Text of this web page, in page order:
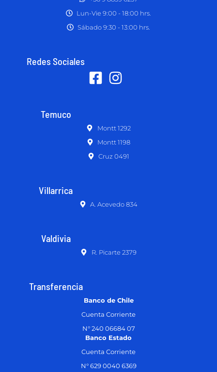
Lun-Vie 9:00 - 18:00 hrs.
Sábado 9:30 - 13:00 hrs.
Redes Sociales
Temuco
Montt 1292
Montt 1198
Cruz 0491
Villarrica
A. Acevedo 834
Valdivia
R. Picarte 2379
Transferencia
Banco de Chile
Cuenta Corriente
N° 240 06684 07
Banco Estado
Cuenta Corriente
N° 629 0040 6369